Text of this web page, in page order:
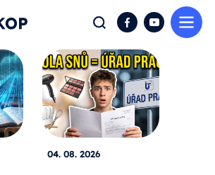
Hledat FacebookYouTube
04. 08. 2026